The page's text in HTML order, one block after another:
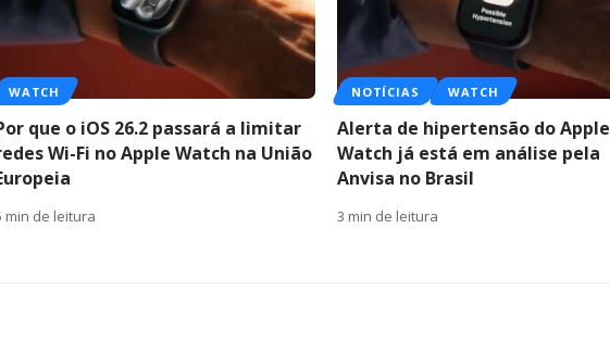
WATCH
que o iOS 26.2 passará a limitar
Wi-Fi no Apple Watch na União
min de leitura
NOTÍCIAS WATCH
Alerta de hipertensão do Apple
Watch já está em análise pela
Anvisa no Brasil
3 min de leitura